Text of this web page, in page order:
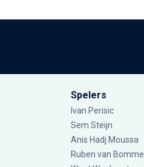
Spelers
Ivan Perisic
Sem Steijn
Anis Hadj Moussa
Ruben van Bommel